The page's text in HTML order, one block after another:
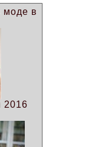
моде в
2016